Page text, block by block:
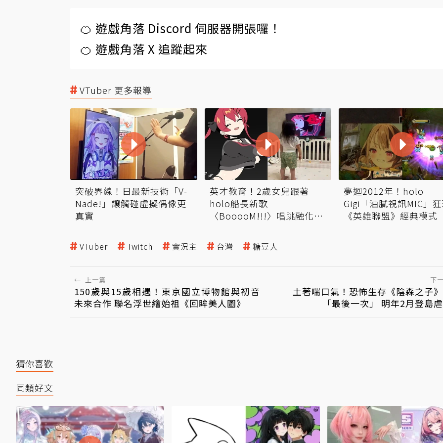
🍊 遊戲角落 Discord 伺服器開張囉！
🍊 遊戲角落 X 追蹤起來
VTuber 更多報導
突破界線！日最新技術「V-
Nade!」讓觸碰虛擬偶像更
真實
英才教育！2歲女兒跟著
holo船長新歌
〈BooooM!!!〉唱跳融化社
夢迴2012年！holo
Gigi「油膩視訊MIC」
《英雄聯盟》經典模式
VTuber Twitch 實況主 台灣 糖豆人
← 上一篇
150歲與15歲相遇！東京國立博物館與初音
未來合作 聯名浮世繪始祖《回眸美人圖》
下
土著喘口氣！恐怖生存《陰森之子
「最後一次」 明年2月登島
猜你喜歡
同類好文